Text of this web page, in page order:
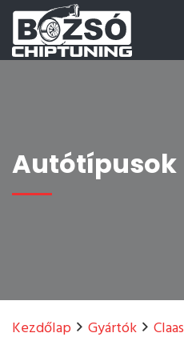
Autótípusok
Kezdőlap Gyártók Claas